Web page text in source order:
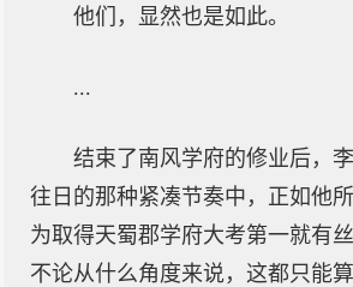
他们，显然也是如此。
...
结束了南风学府的修业后，
往日的那种紧凑节奏中，正如他
为取得天蜀郡学府大考第一就有
不论从什么角度来说，这都只能